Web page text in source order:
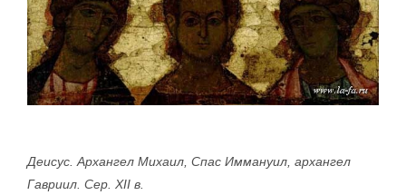
Деисус. Архангел Михаил, Спас Иммануил, архангел
Гавриил. Сер. XII в.